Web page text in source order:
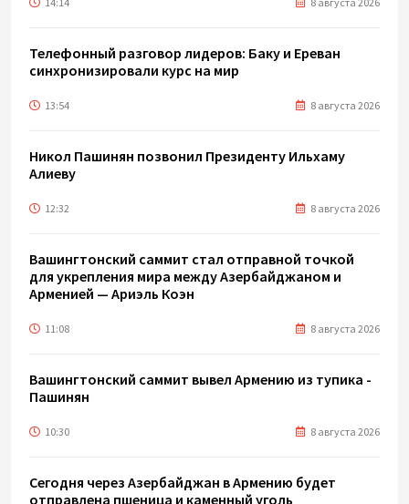
Телефонный разговор лидеров: Баку и Ереван
синхронизировали курс на мир
13:54 8 августа 2026
Никол Пашинян позвонил Президенту Ильхаму
Алиеву
12:32 8 августа 2026
Вашингтонский саммит стал отправной точкой
для укрепления мира между Азербайджаном и
Арменией — Ариэль Коэн
11:08 8 августа 2026
Вашингтонский саммит вывел Армению из тупика -
Пашинян
10:30 8 августа 2026
Сегодня через Азербайджан в Армению будет
отправлена пшеница и каменный уголь